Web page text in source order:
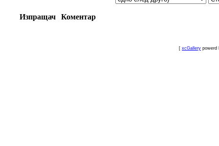
Изпращач Коментар
[ xcGallery